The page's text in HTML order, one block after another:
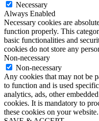
Necessary
Always Enabled
Necessary cookies are
function properly. This
basic functionalities and
cookies do not store any
Non-necessary
Non-necessary
Any cookies that may not be
to function and is used
analytics, ads, other
cookies. It is mandatory to
these cookies on your website.